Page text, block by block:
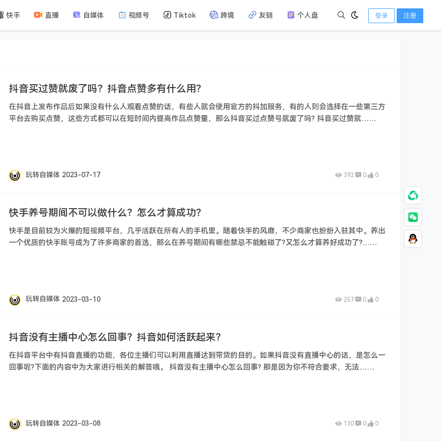
快手 直播 自媒体 视频号 Tiktok 跨境 友链 个人盘 登录 注册
抖音买过赞就废了吗？抖音点赞多有什么用？
在抖音上发布作品后如果没有什么人观看点赞的话，有些人就会使用官方的抖加服务，有的人则会选择在一些第三方
平台去购买点赞，这些方式都可以在短时间内提高作品点赞量，那么抖音买过点赞号就废了吗? 抖音买过赞就……
玩转自媒体 2023-07-17 392 0 0
快手养号期间不可以做什么？怎么才算成功？
快手是目前较为火爆的短视频平台，几乎活跃在所有人的手机里。随着快手的风靡，不少商家也纷纷入驻其中。养出
一个优质的快手账号成为了许多商家的首选，那么在养号期间有哪些禁忌不能触碰了?又怎么才算养好成功了?……
玩转自媒体 2023-03-10 257 0 0
抖音没有主播中心怎么回事？抖音如何活跃起来？
在抖音平台中有抖音直播的功能，各位主播们可以利用直播达到带货的目的。如果抖音没有直播中心的话，是怎么一
回事呢?下面的内容中为大家进行相关的解答哦。 抖音没有主播中心怎么回事? 那是因为你不符合要求，无法……
玩转自媒体 2023-03-08 130 0 0